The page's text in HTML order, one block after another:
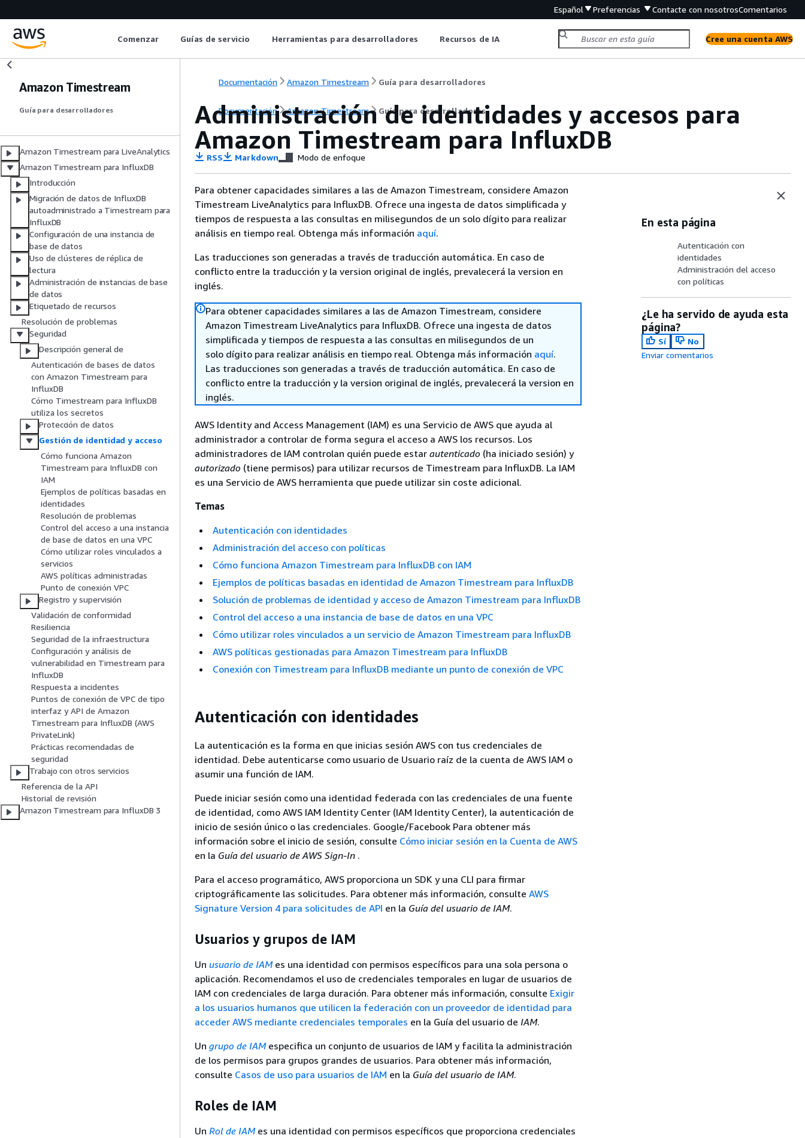
Español Preferencias Contacte con nosotrosComentarios
Comenzar Guías de servicio Herramientas para desarrolladores Recursos de IA Cree una cuenta AWS
Amazon Timestream
Guía para desarrolladores
Amazon Timestream para LiveAnalytics
Amazon Timestream para InfluxDB
Introducción
Migración de datos de InfluxDB
autoadministrado a Timestream para
InfluxDB
Configuración de una instancia de
base de datos
Uso de clústeres de réplica de
lectura
Administración de instancias de base
de datos
Etiquetado de recursos
Resolución de problemas
Seguridad
Descripción general de
Autenticación de bases de datos
con Amazon Timestream para
InfluxDB
Cómo Timestream para InfluxDB
utiliza los secretos
Protección de datos
Gestión de identidad y acceso
Cómo funciona Amazon
Timestream para InfluxDB con
IAM
Ejemplos de políticas basadas en
identidades
Resolución de problemas
Control del acceso a una instancia
de base de datos en una VPC
Cómo utilizar roles vinculados a
servicios
AWS políticas administradas
Punto de conexión VPC
Registro y supervisión
Validación de conformidad
Resiliencia
Seguridad de la infraestructura
Configuración y análisis de
vulnerabilidad en Timestream para
InfluxDB
Respuesta a incidentes
Puntos de conexión de VPC de tipo
interfaz y API de Amazon
Timestream para InfluxDB (AWS
PrivateLink)
Prácticas recomendadas de
seguridad
Trabajo con otros servicios
Referencia de la API
Historial de revisión
Amazon Timestream para InfluxDB 3
Documentación Amazon Timestream Guía para desarrolladores
Documentación Amazon Timestream Guía para desarrolladores
Administración de identidades y accesos para
Amazon Timestream para InfluxDB
RSS Markdown Modo de enfoque
Para obtener capacidades similares a las de Amazon Timestream, considere Amazon
Timestream LiveAnalytics para InfluxDB. Ofrece una ingesta de datos simplificada y
tiempos de respuesta a las consultas en milisegundos de un solo dígito para realizar
análisis en tiempo real. Obtenga más información aquí.
Las traducciones son generadas a través de traducción automática. En caso de
conflicto entre la traducción y la version original de inglés, prevalecerá la version en
inglés.
Para obtener capacidades similares a las de Amazon Timestream, considere
Amazon Timestream LiveAnalytics para InfluxDB. Ofrece una ingesta de datos
simplificada y tiempos de respuesta a las consultas en milisegundos de un
solo dígito para realizar análisis en tiempo real. Obtenga más información aquí.
Las traducciones son generadas a través de traducción automática. En caso de
conflicto entre la traducción y la version original de inglés, prevalecerá la version en
inglés.
AWS Identity and Access Management (IAM) es una Servicio de AWS que ayuda al
administrador a controlar de forma segura el acceso a AWS los recursos. Los
administradores de IAM controlan quién puede estar autenticado (ha iniciado sesión) y
autorizado (tiene permisos) para utilizar recursos de Timestream para InfluxDB. La IAM
es una Servicio de AWS herramienta que puede utilizar sin coste adicional.
Temas
Autenticación con identidades
Administración del acceso con políticas
Cómo funciona Amazon Timestream para InfluxDB con IAM
Ejemplos de políticas basadas en identidad de Amazon Timestream para InfluxDB
Solución de problemas de identidad y acceso de Amazon Timestream para InfluxDB
Control del acceso a una instancia de base de datos en una VPC
Cómo utilizar roles vinculados a un servicio de Amazon Timestream para InfluxDB
AWS políticas gestionadas para Amazon Timestream para InfluxDB
Conexión con Timestream para InfluxDB mediante un punto de conexión de VPC
Autenticación con identidades
La autenticación es la forma en que inicias sesión AWS con tus credenciales de
identidad. Debe autenticarse como usuario de Usuario raíz de la cuenta de AWS IAM o
asumir una función de IAM.
Puede iniciar sesión como una identidad federada con las credenciales de una fuente
de identidad, como AWS IAM Identity Center (IAM Identity Center), la autenticación de
inicio de sesión único o las credenciales. Google/Facebook Para obtener más
información sobre el inicio de sesión, consulte Cómo iniciar sesión en la Cuenta de AWS
en la Guía del usuario de AWS Sign-In .
Para el acceso programático, AWS proporciona un SDK y una CLI para firmar
criptográficamente las solicitudes. Para obtener más información, consulte AWS
Signature Version 4 para solicitudes de API en la Guía del usuario de IAM.
Usuarios y grupos de IAM
Un usuario de IAMes una identidad con permisos específicos para una sola persona o
aplicación. Recomendamos el uso de credenciales temporales en lugar de usuarios de
IAM con credenciales de larga duración. Para obtener más información, consulte Exigir
a los usuarios humanos que utilicen la federación con un proveedor de identidad para
acceder AWS mediante credenciales temporales en la Guía del usuario de IAM.
Un grupo de IAMespecifica un conjunto de usuarios de IAM y facilita la administración
de los permisos para grupos grandes de usuarios. Para obtener más información,
consulte Casos de uso para usuarios de IAM en la Guía del usuario de IAM.
Roles de IAM
Un Rol de IAMes una identidad con permisos específicos que proporciona credenciales
En esta página
Autenticación con
identidades
Administración del acceso
con políticas
¿Le ha servido de ayuda esta
página?
Sí
No
Enviar comentarios